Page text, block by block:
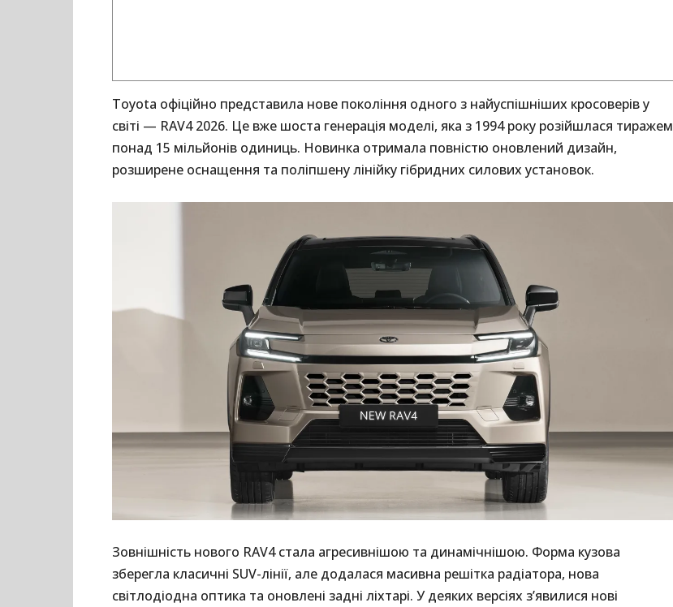
Toyota офіційно представила нове покоління одного з найуспішніших кросоверів у
світі — RAV4 2026. Це вже шоста генерація моделі, яка з 1994 року розійшлася тиражем
понад 15 мільйонів одиниць. Новинка отримала повністю оновлений дизайн,
розширене оснащення та поліпшену лінійку гібридних силових установок.
Зовнішність нового RAV4 стала агресивнішою та динамічнішою. Форма кузова
зберегла класичні SUV-лінії, але додалася масивна решітка радіатора, нова
світлодіодна оптика та оновлені задні ліхтарі. У деяких версіях з’явилися нові